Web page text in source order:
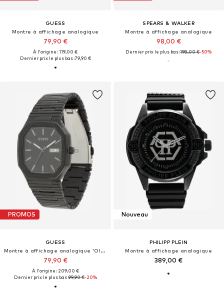
GUESS
Montre à affichage analogique
79,90 €
À l'origine : 119,00 €
Dernier prix le plus bas :79,90 €
SPEARS & WALKER
Montre à affichage analogique
98,00 €
Dernier prix le plus bas :198,00 €-50%
PROMOS
GUESS
Montre à affichage analogique 'Oliver'
79,90 €
À l'origine : 209,00 €
Dernier prix le plus bas :99,90 €-20%
Nouveau
PHILIPP PLEIN
Montre à affichage analogique
389,00 €